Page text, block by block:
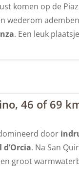
komen op de
wederom
. Een leuk
46 of 69
door
d’Orcia. Na San
groot